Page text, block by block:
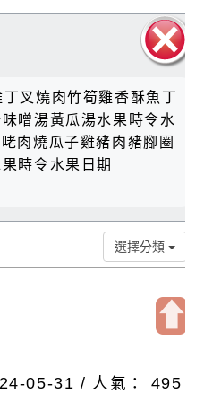
塊
叉燒肉竹筍雞香酥魚丁
噌湯黃瓜湯水果時令水
肉燒瓜子雞豬肉豬腳圈
時令水果日期
上
選擇分類
05-31 / 人氣： 495